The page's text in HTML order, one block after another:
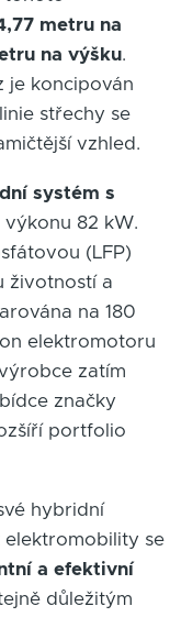
metru na
na výšku.
je koncipován
střechy se
vzhled.
systém s
výkonu 82 kW.
(LFP)
životností a
na 180
elektromotoru
zatím
značky
portfolio
hybridní
elektromobility se
a efektivní
důležitým